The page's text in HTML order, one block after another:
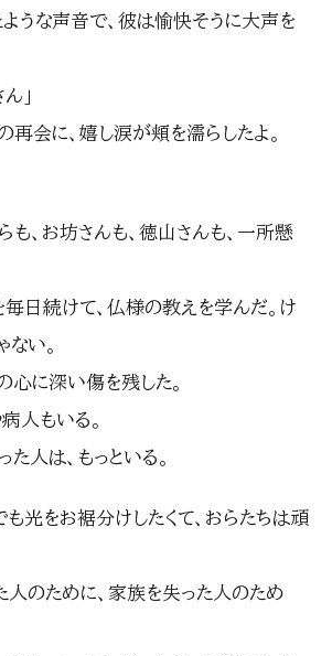
うな声音で、彼は愉快そうに大声を
」
会に、嬉し涙が頬を濡らしたよ。
、お坊さんも、徳山さんも、一所懸
日続けて、仏様の教えを学んだ。け
ない。
心に深い傷を残した。
人もいる。
人は、もっといる。
光をお裾分けしたくて、おらたちは頑
人のために、家族を失った人のため